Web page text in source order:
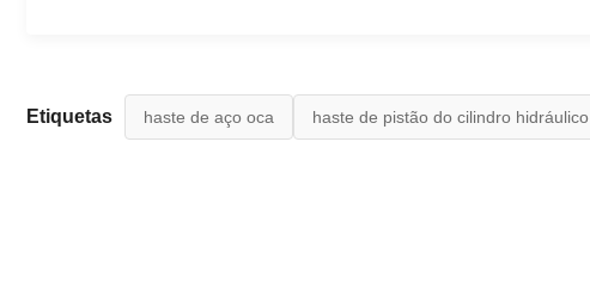
Etiquetas haste de aço oca haste de pistão do cilindro hidráulico